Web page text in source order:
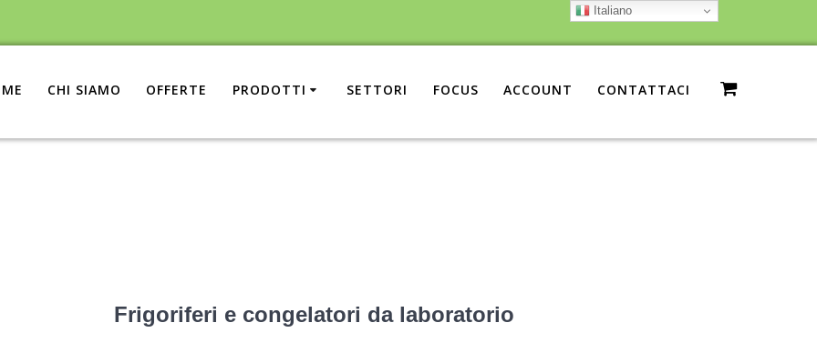
CHI SIAMO OFFERTE PRODOTTI SETTORI FOCUS ACCOUNT CONTATTACI
Frigoriferi e congelatori da laboratorio
Italiano